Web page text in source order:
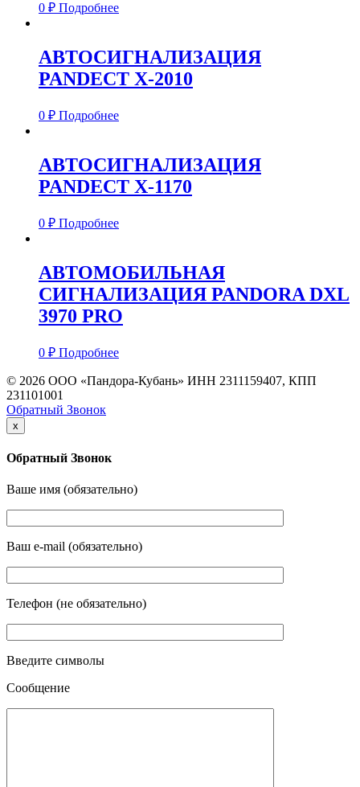
0 ₽ Подробнее
АВТОСИГНАЛИЗАЦИЯ
PANDECT X-2010
0 ₽ Подробнее
АВТОСИГНАЛИЗАЦИЯ
PANDECT X-1170
0 ₽ Подробнее
АВТОМОБИЛЬНАЯ
СИГНАЛИЗАЦИЯ PANDORA DXL
3970 PRO
0 ₽ Подробнее
© 2026 ООО «Пандора-Кубань» ИНН 2311159407, КПП
231101001
Обратный Звонок
x
Обратный Звонок
Ваше имя (обязательно)
Ваш e-mail (обязательно)
Телефон (не обязательно)
Введите символы
Сообщение